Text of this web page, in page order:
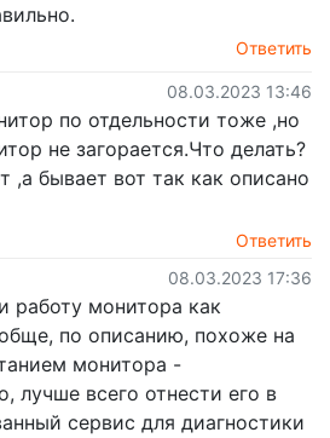
Ответить
08.03.2023 13:46
по отдельности тоже ,но
не загорается.Что делать?
,а бывает вот так как описано
Ответить
08.03.2023 17:36
работу монитора как
по описанию, похоже на
монитора -
лучше всего отнести его в
сервис для диагностики